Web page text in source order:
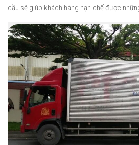
cầu sẽ giúp khách hàng hạn chế được